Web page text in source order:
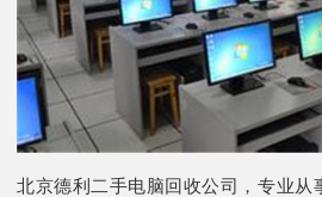
北京德利二手电脑回收公司，专业从